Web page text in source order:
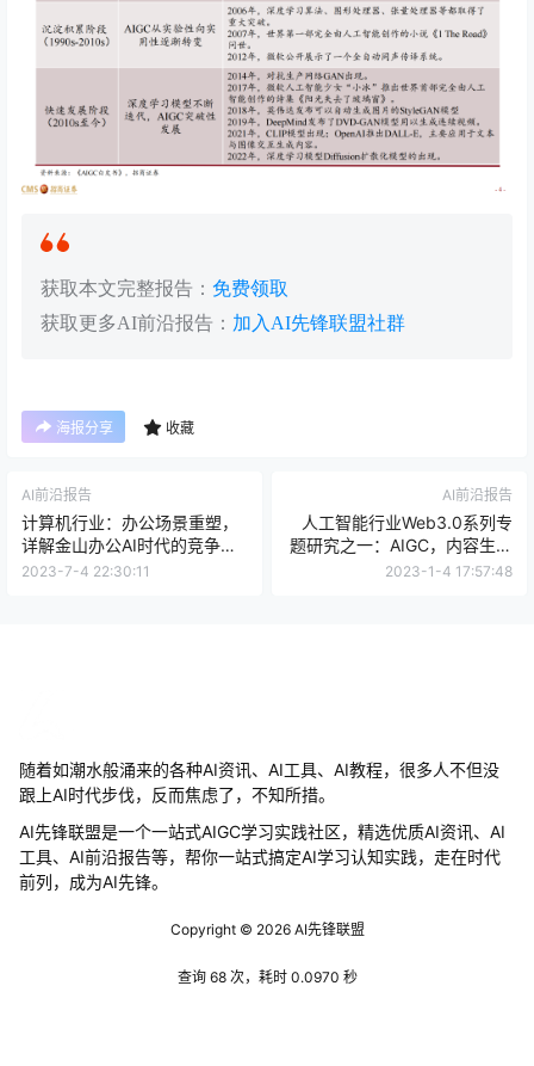
获取本文完整报告： 免费领取
获取更多AI前沿报告： 加入AI先锋联盟社群
海报分享 收藏
AI前沿报告
计算机行业：办公场景重塑，
详解金山办公AI时代的竞争壁
垒
2023-7-4 22:30:11
AI前沿报告
人工智能行业Web3.0系列专
题研究之一：AIGC，内容生产
力的革命
2023-1-4 17:57:48
随着如潮水般涌来的各种AI资讯、AI工具、AI教程，很多人不但没
跟上AI时代步伐，反而焦虑了，不知所措。
AI先锋联盟是一个一站式AIGC学习实践社区，精选优质AI资讯、AI
工具、AI前沿报告等，帮你一站式搞定AI学习认知实践，走在时代
前列，成为AI先锋。
Copyright © 2026AI先锋联盟
查询 68 次，耗时 0.0970 秒